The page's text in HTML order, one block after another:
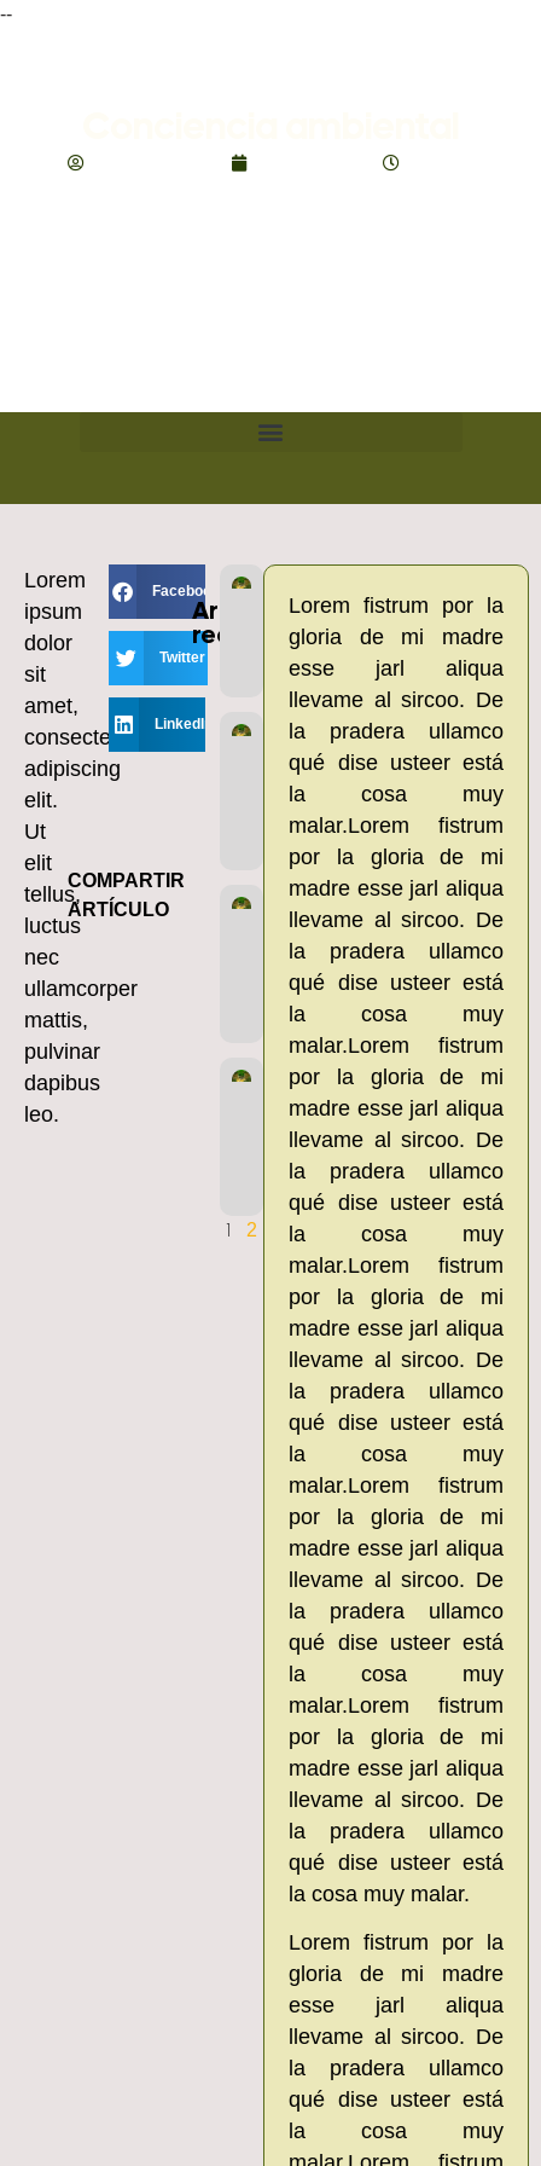
--
Lorem
ipsum
dolor
sit
amet,
consectetur
adipiscing
elit.
Ut
elit
tellus,
luctus
nec
ullamcorper
mattis,
pulvinar
dapibus
leo.
COMPARTIR
ARTÍCULO
Facebook
Twitter
LinkedIn
Artículos
recientes
enero 19, 2025
No hay
comentarios
Leer más »
Responsabilidad
social ambiental
enero 19, 2025
comentarios
Responsabilidad
social ambiental
enero 19, 2025
No hay
comentarios
Leer más »
Conciencia
ambiental
enero 19, 2025
hay comentarios
Leer más »
2
Lorem fistrum por la
gloria de mi madre
esse jarl aliqua
llevame al sircoo. De
la pradera ullamco
qué dise usteer está
la cosa muy
malar.Lorem fistrum
por la gloria de mi
madre esse jarl aliqua
llevame al sircoo. De
la pradera ullamco
qué dise usteer está
la cosa muy
malar.Lorem fistrum
por la gloria de mi
madre esse jarl aliqua
llevame al sircoo. De
la pradera ullamco
qué dise usteer está
la cosa muy
malar.Lorem fistrum
por la gloria de mi
madre esse jarl aliqua
llevame al sircoo. De
la pradera ullamco
qué dise usteer está
la cosa muy
malar.Lorem fistrum
por la gloria de mi
madre esse jarl aliqua
llevame al sircoo. De
la pradera ullamco
qué dise usteer está
la cosa muy
malar.Lorem fistrum
por la gloria de mi
madre esse jarl aliqua
llevame al sircoo. De
la pradera ullamco
qué dise usteer está
la cosa muy malar.
Lorem fistrum por la
gloria de mi madre
esse jarl aliqua
llevame al sircoo. De
la pradera ullamco
qué dise usteer está
la cosa muy